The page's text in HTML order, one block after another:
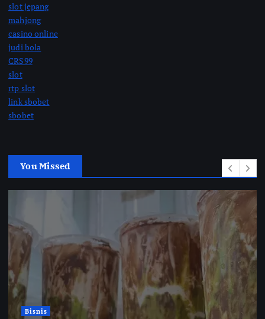
slot jepang
mahjong
casino online
judi bola
CRS99
slot
rtp slot
link sbobet
sbobet
You Missed
Bisnis